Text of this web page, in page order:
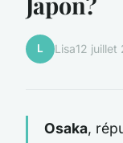
L Lisa12 juillet
Osaka,